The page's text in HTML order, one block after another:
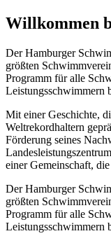
Willkommen
Der Hamburger
größten
Programm für alle
Leistungsschwimmern
Mit einer Geschichte,
Weltrekordhaltern
Förderung seines
einer Gemeinschaft,
Der Hamburger
größten
Programm für alle
Leistungsschwimmern